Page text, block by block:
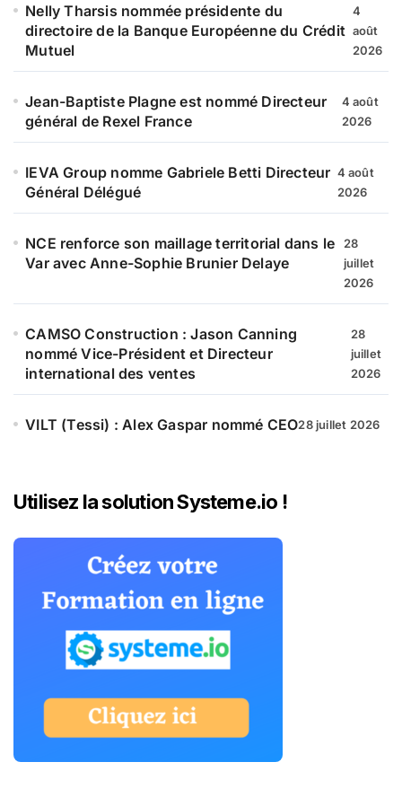
Nelly Tharsis nommée présidente du
directoire de la Banque Européenne du Crédit
Mutuel
4
août
2026
Jean-Baptiste Plagne est nommé Directeur
général de Rexel France
4 août
2026
IEVA Group nomme Gabriele Betti Directeur
Général Délégué
4 août
2026
NCE renforce son maillage territorial dans le
Var avec Anne-Sophie Brunier Delaye
28
juillet
2026
CAMSO Construction : Jason Canning
nommé Vice-Président et Directeur
international des ventes
28
juillet
2026
VILT (Tessi) : Alex Gaspar nommé CEO28 juillet 2026
Utilisez la solution Systeme.io !